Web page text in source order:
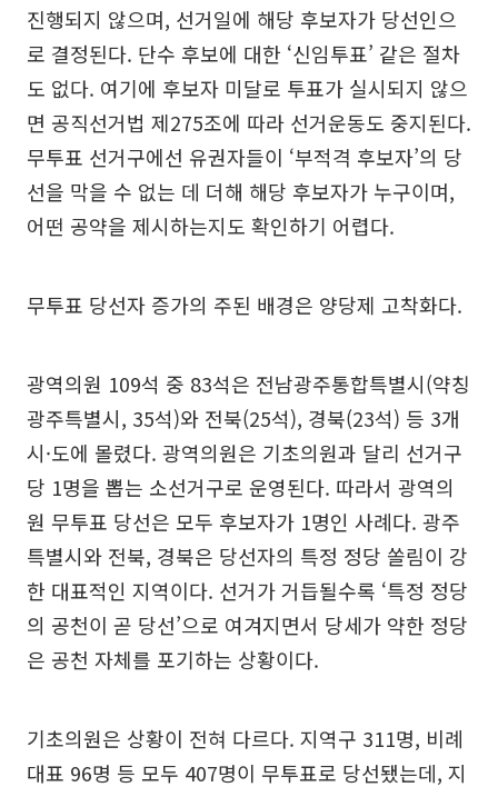
진행되지 않으며, 선거일에 해당 후보자가 당선인으
로 결정된다. 단수 후보에 대한 ‘신임투표’ 같은 절차
도 없다. 여기에 후보자 미달로 투표가 실시되지 않으
면 공직선거법 제275조에 따라 선거운동도 중지된다.
무투표 선거구에선 유권자들이 ‘부적격 후보자’의 당
선을 막을 수 없는 데 더해 해당 후보자가 누구이며,
어떤 공약을 제시하는지도 확인하기 어렵다.
무투표 당선자 증가의 주된 배경은 양당제 고착화다.
광역의원 109석 중 83석은 전남광주통합특별시(약칭
광주특별시, 35석)와 전북(25석), 경북(23석) 등 3개
시·도에 몰렸다. 광역의원은 기초의원과 달리 선거구
당 1명을 뽑는 소선거구로 운영된다. 따라서 광역의
원 무투표 당선은 모두 후보자가 1명인 사례다. 광주
특별시와 전북, 경북은 당선자의 특정 정당 쏠림이 강
한 대표적인 지역이다. 선거가 거듭될수록 ‘특정 정당
의 공천이 곧 당선’으로 여겨지면서 당세가 약한 정당
은 공천 자체를 포기하는 상황이다.
기초의원은 상황이 전혀 다르다. 지역구 311명, 비례
대표 96명 등 모두 407명이 무투표로 당선됐는데, 지